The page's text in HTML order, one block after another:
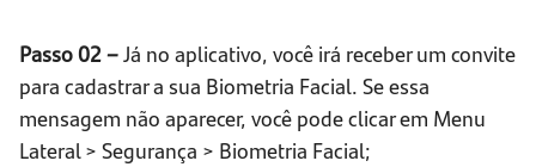
Passo 02 –Já no aplicativo, você irá receber um convite
para cadastrar a sua Biometria Facial. Se essa
mensagem não aparecer, você pode clicar em Menu
Lateral > Segurança > Biometria Facial;